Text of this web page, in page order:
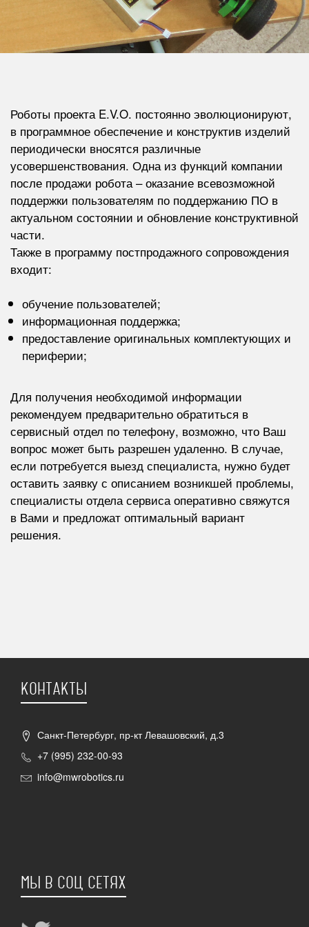
Роботы проекта E.V.O. постоянно эволюционируют,
в программное обеспечение и конструктив изделий
периодически вносятся различные
усовершенствования. Одна из функций компании
после продажи робота – оказание всевозможной
поддержки пользователям по поддержанию ПО в
актуальном состоянии и обновление конструктивной
части.
Также в программу постпродажного сопровождения
входит:
обучение пользователей;
информационная поддержка;
предоставление оригинальных комплектующих и
периферии;
Для получения необходимой информации
рекомендуем предварительно обратиться в
сервисный отдел по телефону, возможно, что Ваш
вопрос может быть разрешен удаленно. В случае,
если потребуется выезд специалиста, нужно будет
оставить заявку с описанием возникшей проблемы,
специалисты отдела сервиса оперативно свяжутся
в Вами и предложат оптимальный вариант
решения.
КОНТАКТЫ
Санкт-Петербург, пр-кт Левашовский, д.3
+7 (995) 232-00-93
info@mwrobotics.ru
МЫ В СОЦ СЕТЯХ